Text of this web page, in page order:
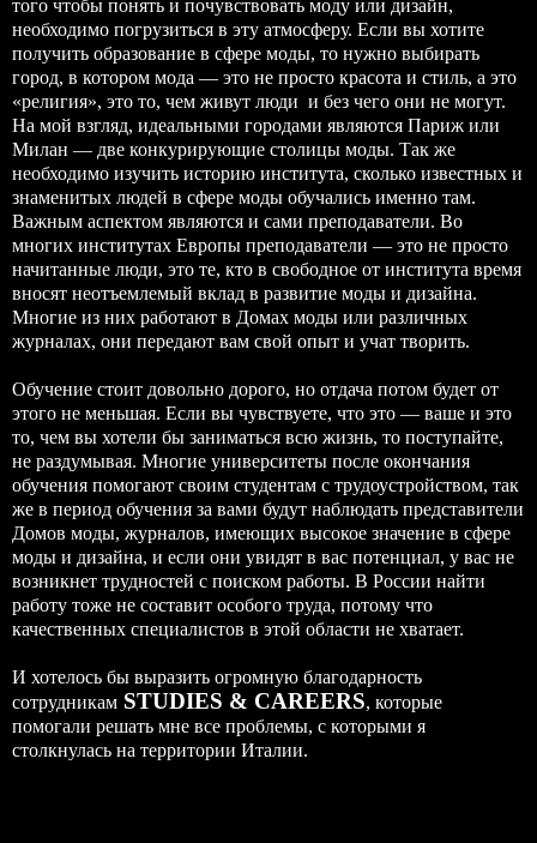
того чтобы понять и почувствовать моду или дизайн,
необходимо погрузиться в эту атмосферу. Если вы хотите
получить образование в сфере моды, то нужно выбирать
город, в котором мода — это не просто красота и стиль, а это
«религия», это то, чем живут люди и без чего они не могут.
На мой взгляд, идеальными городами являются Париж или
Милан — две конкурирующие столицы моды. Так же
необходимо изучить историю института, сколько известных и
знаменитых людей в сфере моды обучались именно там.
Важным аспектом являются и сами преподаватели. Во
многих институтах Европы преподаватели — это не просто
начитанные люди, это те, кто в свободное от института время
вносят неотъемлемый вклад в развитие моды и дизайна.
Многие из них работают в Домах моды или различных
журналах, они передают вам свой опыт и учат творить.
Обучение стоит довольно дорого, но отдача потом будет от
этого не меньшая. Если вы чувствуете, что это — ваше и это
то, чем вы хотели бы заниматься всю жизнь, то поступайте,
не раздумывая. Многие университеты после окончания
обучения помогают своим студентам с трудоустройством, так
же в период обучения за вами будут наблюдать представители
Домов моды, журналов, имеющих высокое значение в сфере
моды и дизайна, и если они увидят в вас потенциал, у вас не
возникнет трудностей с поиском работы. В России найти
работу тоже не составит особого труда, потому что
качественных специалистов в этой области не хватает.
И хотелось бы выразить огромную благодарность
сотрудникам STUDIES & CAREERS, которые
помогали решать мне все проблемы, с которыми я
столкнулась на территории Италии.